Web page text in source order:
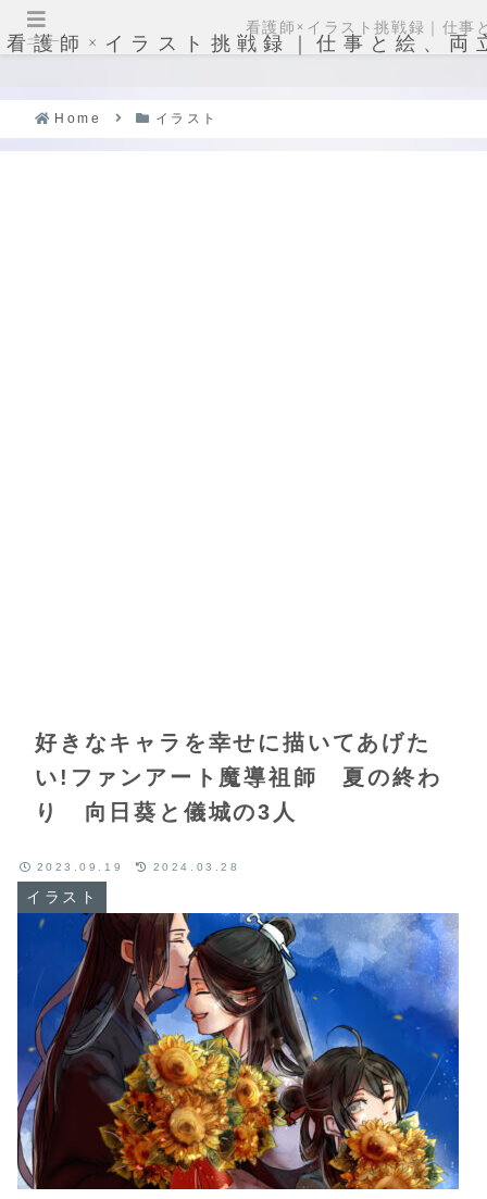
看護師×イラスト挑戦録｜仕事と絵、両
Home イラスト
好きなキャラを幸せに描いてあげた
い!ファンアート魔導祖師 夏の終わ
り 向日葵と儀城の3人
イラスト
2023.09.19 2024.03.28
メニュー
看護師×イラスト挑戦録｜仕事